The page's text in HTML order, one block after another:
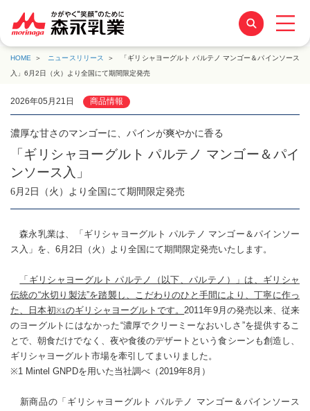
HOME ニュースリリース
「ギリシャヨーグルト パルテノ マンゴー＆パインソース
入」6月2日（火）より全国にて期間限定発売
2026年05月21日 商品情報
濃厚な甘さのマンゴーに、パインが爽やかに香る
「ギリシャヨーグルト パルテノ マンゴー＆パイ
ンソース入」
6月2日（火）より全国にて期間限定発売
森永乳業は、「ギリシャヨーグルト パルテノ マンゴー＆パインソー
ス入」を、6月2日（火）より全国にて期間限定発売いたします。
「ギリシャヨーグルト パルテノ（以下、パルテノ）」 は、ギリシャ
伝統の“水切り製法”を踏襲し、こだわりのひと手間により、丁寧に作っ
た、日本初※1のギリシャヨーグルトです。2011年9月の発売以来、従来
のヨーグルトにはなかった“濃厚でクリーミーなおいしさ”を提供するこ
とで、朝食だけでなく、夜や食後のデザートという食シーンも創造し、
ギリシャヨーグルト市場を牽引してまいりました。
※1 Mintel GNPDを用いた当社調べ（2019年8月）
新商品の「ギリシャヨーグルト パルテノ マンゴー＆パインソース